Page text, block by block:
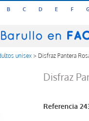
B C D E F
unisex> Disfraz Pantera
Disfraz
Referencia